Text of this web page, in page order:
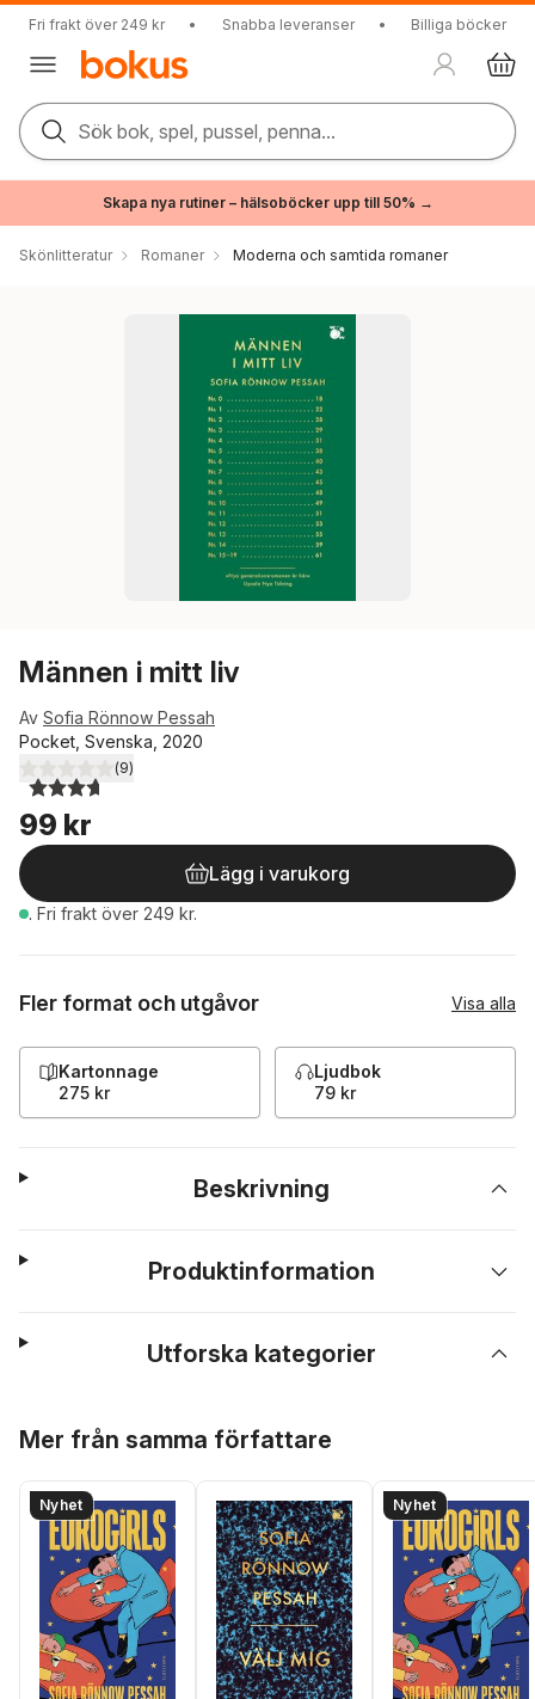
Fri frakt över 249 kr • Snabba leveranser • Billiga böcker
Sök bok, spel, pussel, penna...
Skapa nya rutiner – hälsoböcker upp till 50% →
Skönlitteratur Romaner Moderna och samtida romaner
Männen i mitt liv
Av Sofia Rönnow Pessah
Pocket, Svenska, 2020
3,7utav 5 stjärnor. Totalt antal röster:
(9)
99 kr
Lägg i varukorg
. Fri frakt över 249 kr.
Fler format och utgåvor Visa alla
Kartonnage
275 kr
Ljudbok
79 kr
Beskrivning
Produktinformation
Utforska kategorier
Mer från samma författare
Nyhet Nyhet